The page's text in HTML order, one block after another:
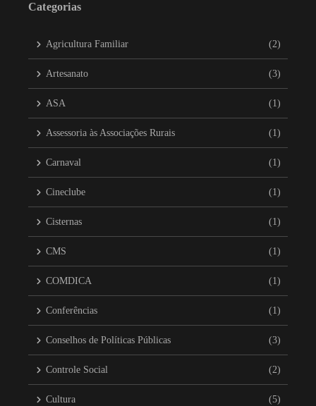
Categorias
Agricultura Familiar (2)
Artesanato (3)
ASA (1)
Assessoria às Associações Rurais (1)
Carnaval (1)
Cineclube (1)
Cisternas (1)
CMS (1)
COMDICA (1)
Conferências (1)
Conselhos de Políticas Públicas (3)
Controle Social (2)
Cultura (5)